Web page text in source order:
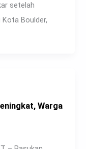
setelah
Boulder,
Warga